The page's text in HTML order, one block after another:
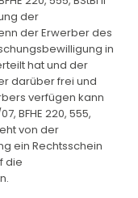
der
der Erwerber des
in
hat und der
darüber frei und
verfügen kann
BFHE 220, 555,
von der
ein Rechtsschein
die